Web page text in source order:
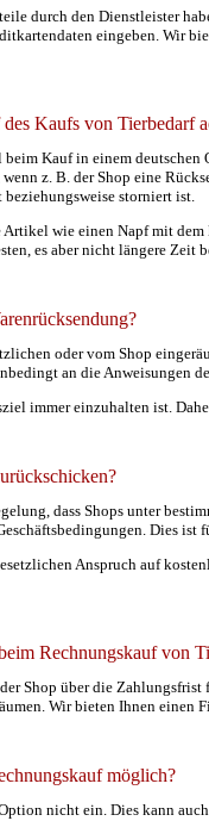
durch den Dienstleister
eingeben. Wir
Kaufs von Tierbedarf
beim Kauf in einem
z. B. der Shop eine
storniert ist.
Artikel wie einen Napf mit
es aber nicht längere
oder vom Shop
an die Anweisungen
immer einzuhalten ist.
dass Shops unter
Dies ist
Anspruch auf
Rechnungskauf von
Shop über die
Wir bieten Ihnen einen
möglich?
nicht ein. Dies kann